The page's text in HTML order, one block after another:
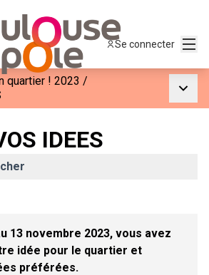
Se connecter
quartier ! 2023 /
IDEES
13 novembre 2023, vous avez
idée pour le quartier et
préférées.